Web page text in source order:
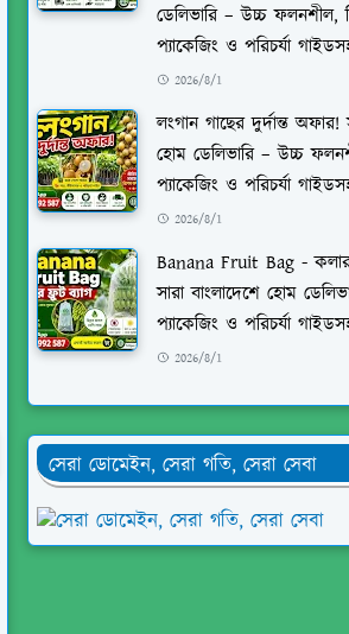
ডেলিভারি – উচ্চ ফলনশীল,
প্যাকেজিং ও পরিচর্যা
2026/8/1
লংগান গাছের দুর্দান্ত অফার!
হোম ডেলিভারি – উচ্চ
প্যাকেজিং ও পরিচর্যা
2026/8/1
Banana Fruit Bag - কলার
সারা বাংলাদেশে হোম
প্যাকেজিং ও পরিচর্যা
2026/8/1
সেরা ডোমেইন, সেরা গতি, সেরা সেবা